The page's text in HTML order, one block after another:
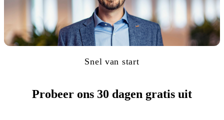
Snel van start
Probeer ons 30 dagen gratis uit